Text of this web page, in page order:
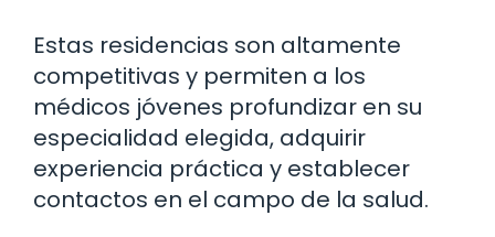
Estas residencias son altamente
competitivas y permiten a los
médicos jóvenes profundizar en su
especialidad elegida, adquirir
experiencia práctica y establecer
contactos en el campo de la salud.